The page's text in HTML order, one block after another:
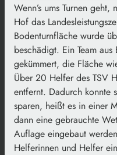
Wenn’s ums Turnen
Hof das
Bodenturnfläche wurde
beschädigt. Ein Team
gekümmert, die Fläche
Über 20 Helfer des TSV
entfernt. Dadurch konnte
sparen, heißt es in einer
dann eine gebrauchte
Auflage eingebaut
Helferinnen und Helfer